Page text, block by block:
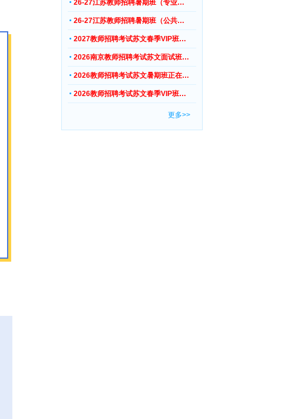
26-27江苏教师招聘暑期班（专业…
26-27江苏教师招聘暑期班（公共…
2027教师招聘考试苏文春季VIP班…
2026南京教师招聘考试苏文面试班…
2026教师招聘考试苏文暑期班正在…
2026教师招聘考试苏文春季VIP班…
更多>>